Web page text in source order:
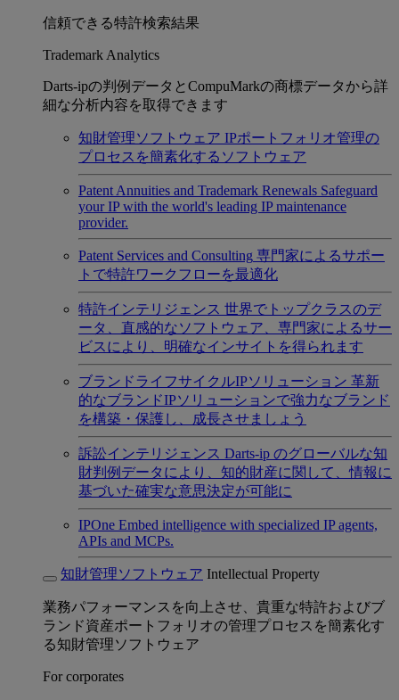
信頼できる特許検索結果
Trademark Analytics
Darts-ipの判例データとCompuMarkの商標データから詳
細な分析内容を取得できます
知財管理ソフトウェア IPポートフォリオ管理の
プロセスを簡素化するソフトウェア
Patent Annuities and Trademark Renewals Safeguard
your IP with the world's leading IP maintenance
provider.
Patent Services and Consulting 専門家によるサポー
トで特許ワークフローを最適化
特許インテリジェンス 世界でトップクラスのデ
ータ、直感的なソフトウェア、専門家によるサー
ビスにより、明確なインサイトを得られます
ブランドライフサイクルIPソリューション 革新
的なブランドIPソリューションで強力なブランド
を構築・保護し、成長させましょう
訴訟インテリジェンス Darts-ip のグローバルな知
財判例データにより、知的財産に関して、情報に
基づいた確実な意思決定が可能に
IPOne Embed intelligence with specialized IP agents,
APIs and MCPs.
知財管理ソフトウェア Intellectual Property
業務パフォーマンスを向上させ、貴重な特許およびブ
ランド資産ポートフォリオの管理プロセスを簡素化す
る知財管理ソフトウェア
For corporates